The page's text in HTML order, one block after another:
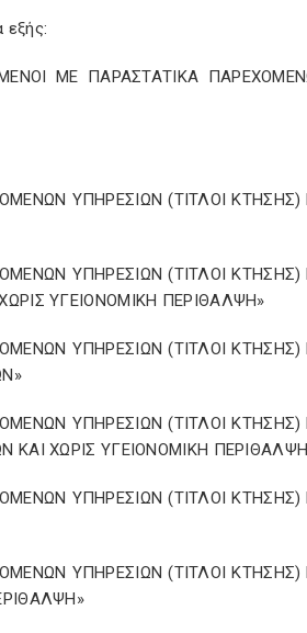
εξής:
ΜΕ ΠΑΡΑΣΤΑΤΙΚΑ
ΥΠΗΡΕΣΙΩΝ (ΤΙΤΛΟΙ
ΥΠΗΡΕΣΙΩΝ (ΤΙΤΛΟΙ
ΥΓΕΙΟΝΟΜΙΚΗ ΠΕΡΙΘΑΛΨΗ»
ΥΠΗΡΕΣΙΩΝ (ΤΙΤΛΟΙ
ΥΠΗΡΕΣΙΩΝ (ΤΙΤΛΟΙ
ΧΩΡΙΣ ΥΓΕΙΟΝΟΜΙΚΗ
ΥΠΗΡΕΣΙΩΝ (ΤΙΤΛΟΙ
ΥΠΗΡΕΣΙΩΝ (ΤΙΤΛΟΙ